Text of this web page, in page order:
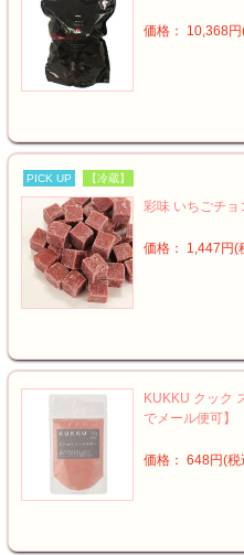
価格： 10,368
PICK UP 【冷蔵】
彩味 いちごチョ
価格： 1,447円(
KUKKU クック
でメール便可】
価格： 648円(税